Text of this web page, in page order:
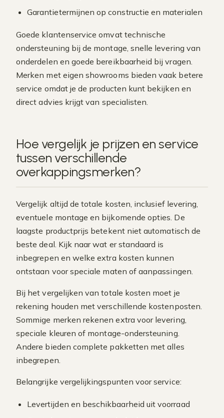
Garantietermijnen op constructie en materialen
Goede klantenservice omvat technische
ondersteuning bij de montage, snelle levering van
onderdelen en goede bereikbaarheid bij vragen.
Merken met eigen showrooms bieden vaak betere
service omdat je de producten kunt bekijken en
direct advies krijgt van specialisten.
Hoe vergelijk je prijzen en service
tussen verschillende
overkappingsmerken?
Vergelijk altijd de totale kosten, inclusief levering,
eventuele montage en bijkomende opties. De
laagste productprijs betekent niet automatisch de
beste deal. Kijk naar wat er standaard is
inbegrepen en welke extra kosten kunnen
ontstaan voor speciale maten of aanpassingen.
Bij het vergelijken van totale kosten moet je
rekening houden met verschillende kostenposten.
Sommige merken rekenen extra voor levering,
speciale kleuren of montage-ondersteuning.
Andere bieden complete pakketten met alles
inbegrepen.
Belangrijke vergelijkingspunten voor service:
Levertijden en beschikbaarheid uit voorraad